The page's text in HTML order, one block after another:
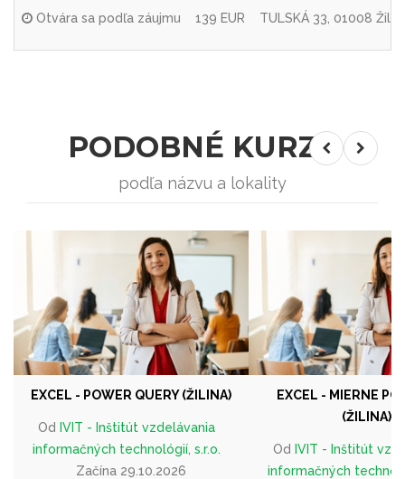
Otvára sa podľa záujmu 139 EUR TULSKÁ 33, 01008
PODOBNÉ KURZY
podľa názvu a lokality
EXCEL - POWER QUERY (ŽILINA)
Od IVIT - Inštitút vzdelávania
informačných technológií, s.r.o.
Začína 29.10.2026
EXCEL - MIERNE
(ŽILINA)
Od IVIT - Inštitút
informačných